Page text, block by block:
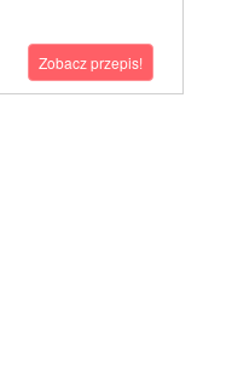
Zobacz przepis!